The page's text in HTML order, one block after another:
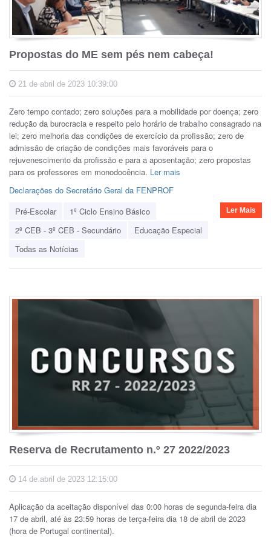
Propostas do ME sem pés nem cabeça!
21 de abril de 2023 10:39:00
Zero tempo contado; zero soluções para a mobilidade por doença; zero
redução da burocracia e respeito pelo horário de trabalho consagrado na
lei; zero melhoria das condições de exercício da profissão; zero de
admissão de criação de condições mais favoráveis para o
rejuvenescimento da profissão e para a aposentação; zero propostas
para os professores em monodocência. Ler mais
Declarações do Secretário Geral da FENPROF
Pré-Escolar
1º Ciclo Ensino Básico
2º CEB - 3º CEB - Secundário
Educação Especial
Todas as Notícias
Ler Mais
Reserva de Recrutamento n.º 27 2022/2023
14 de abril de 2023 12:15:00
Aplicação da aceitação disponível das 0:00 horas de segunda-feira dia
17 de abril, até às 23:59 horas de terça-feira dia 18 de abril de 2023
(hora de Portugal continental).